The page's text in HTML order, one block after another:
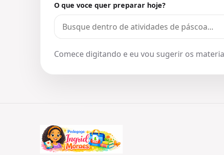
O que voce quer preparar hoje?
Comece digitando e eu vou sugerir os